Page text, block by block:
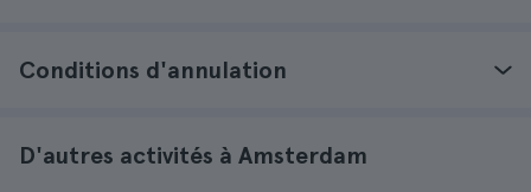
Conditions d'annulation
D'autres activités à Amsterdam